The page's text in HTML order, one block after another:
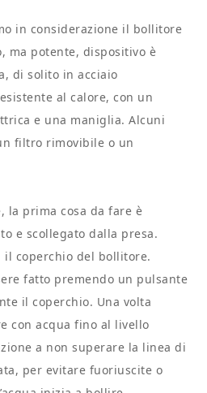
in considerazione il bollitore
ma potente, dispositivo è
di solito in acciaio
al calore, con un
e una maniglia. Alcuni
filtro rimovibile o un
la prima cosa da fare è
e scollegato dalla presa.
il coperchio del bollitore.
fatto premendo un pulsante
il coperchio. Una volta
con acqua fino al livello
a non superare la linea di
per evitare fuoriuscite o